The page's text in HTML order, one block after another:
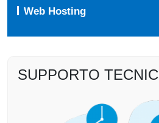
Web Hosting
SUPPORTO